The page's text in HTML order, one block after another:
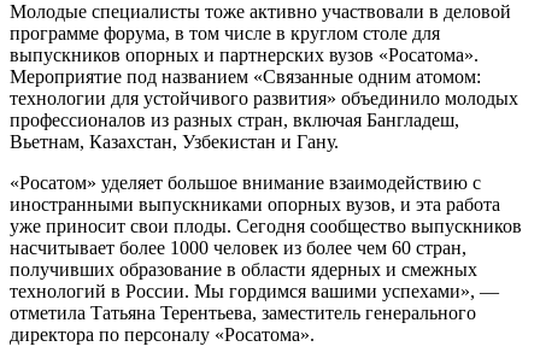
Молодые специалисты тоже активно участвовали в деловой
программе форума, в том числе в круглом столе для
выпускников опорных и партнерских вузов «Росатома».
Мероприятие под названием «Связанные одним атомом:
технологии для устойчивого развития» объединило молодых
профессионалов из разных стран, включая Бангладеш,
Вьетнам, Казахстан, Узбекистан и Гану.
«Росатом» уделяет большое внимание взаимодействию с
иностранными выпускниками опорных вузов, и эта работа
уже приносит свои плоды. Сегодня сообщество выпускников
насчитывает более 1000 человек из более чем 60 стран,
получивших образование в области ядерных и смежных
технологий в России. Мы гордимся вашими успехами», —
отметила Татьяна Терентьева, заместитель генерального
директора по персоналу «Росатома».